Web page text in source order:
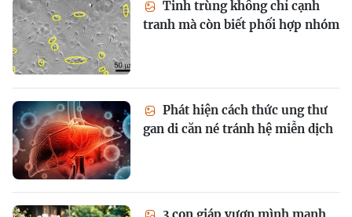
Tinh trùng không chỉ cạnh
tranh mà còn biết phối hợp nhóm
Phát hiện cách thức ung thư
gan di căn né tránh hệ miễn dịch